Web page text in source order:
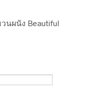
นผนัง Beautiful